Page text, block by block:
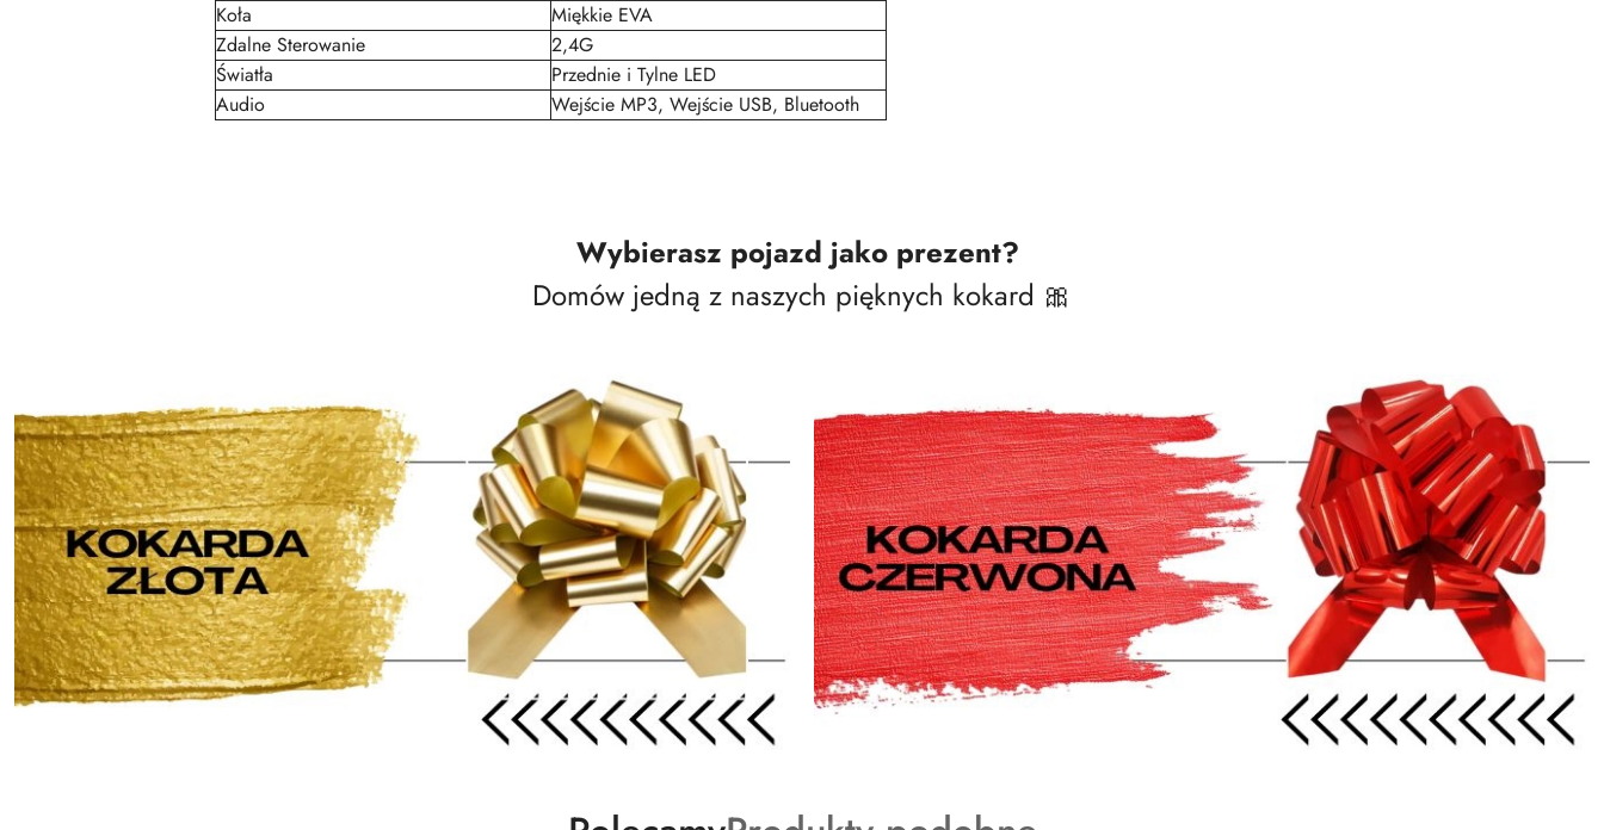
Koła
Miękkie EVA
Zdalne Sterowanie
2,4G
Światła
Przednie i Tylne LED
Audio
Wejście MP3, Wejście USB, Bluetooth
Wybierasz pojazd jako prezent?
Domów jedną z naszych pięknych kokard 🎀